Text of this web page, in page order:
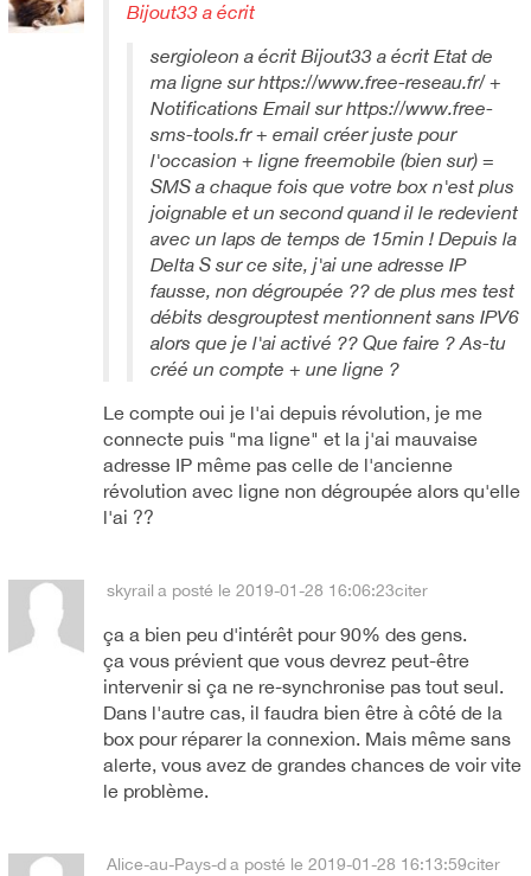
Bijout33 a écrit
sergioleon a écrit Bijout33 a écrit Etat de
ma ligne sur https://www.free-reseau.fr/ +
Notifications Email sur https://www.free-
sms-tools.fr + email créer juste pour
l'occasion + ligne freemobile (bien sur) =
SMS a chaque fois que votre box n'est plus
joignable et un second quand il le redevient
avec un laps de temps de 15min ! Depuis la
Delta S sur ce site, j'ai une adresse IP
fausse, non dégroupée ?? de plus mes test
débits desgrouptest mentionnent sans IPV6
alors que je l'ai activé ?? Que faire ? As-tu
créé un compte + une ligne ?
Le compte oui je l'ai depuis révolution, je me
connecte puis "ma ligne" et la j'ai mauvaise
adresse IP même pas celle de l'ancienne
révolution avec ligne non dégroupée alors qu'elle
l'ai ??
skyrail a posté le 2019-01-28 16:06:23citer
ça a bien peu d'intérêt pour 90% des gens.
ça vous prévient que vous devrez peut-être
intervenir si ça ne re-synchronise pas tout seul.
Dans l'autre cas, il faudra bien être à côté de la
box pour réparer la connexion. Mais même sans
alerte, vous avez de grandes chances de voir vite
le problème.
Alice-au-Pays-d a posté le 2019-01-28 16:13:59citer